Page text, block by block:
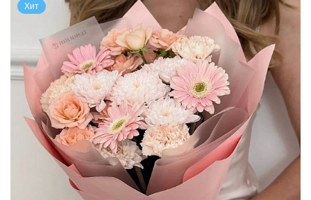
Хит